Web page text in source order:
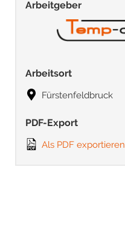
Arbeitgeber
Arbeitsort
Fürstenfeldbruck
PDF-Export
Als PDF exportieren